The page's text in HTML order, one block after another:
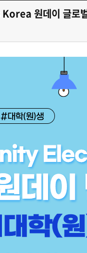
원데이 글로벌